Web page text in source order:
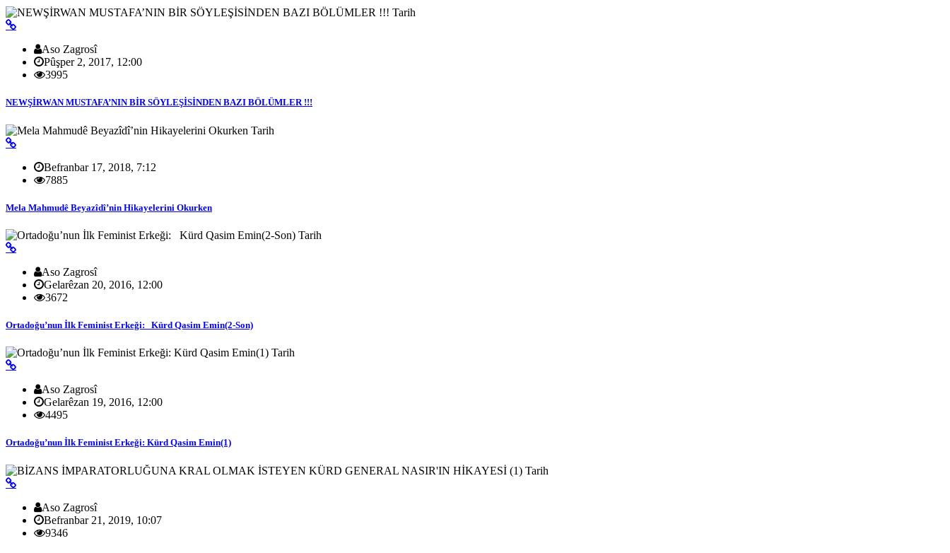
Tarih
Aso Zagrosî
Pûşper 2, 2017, 12:00
3995
NEWŞİRWAN MUSTAFA’NIN BİR SÖYLEŞİSİNDEN BAZI BÖLÜMLER !!!
Tarih
Befranbar 17, 2018, 7:12
7885
Mela Mahmudê Beyazîdî’nin Hikayelerini Okurken
Tarih
Aso Zagrosî
Gelarêzan 20, 2016, 12:00
3672
Ortadoğu’nun İlk Feminist Erkeği: Kürd Qasim Emin(2-Son)
Tarih
Aso Zagrosî
Gelarêzan 19, 2016, 12:00
4495
Ortadoğu’nun İlk Feminist Erkeği: Kürd Qasim Emin(1)
Tarih
Aso Zagrosî
Befranbar 21, 2019, 10:07
9346